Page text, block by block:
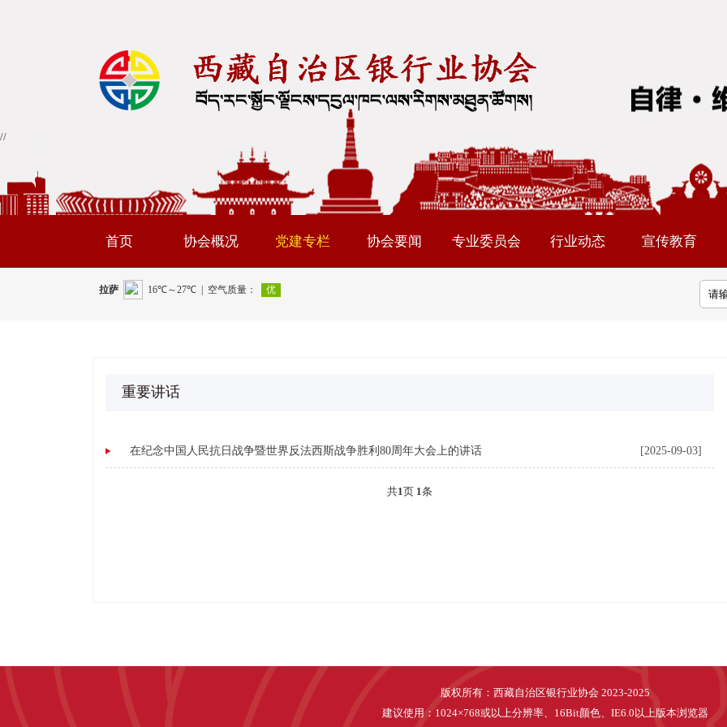
//
首页 协会概况 党建专栏 协会要闻 专业委员会 行业动态 宣传教育
重要讲话
在纪念中国人民抗日战争暨世界反法西斯战争胜利80周年大会上的讲话 [2025-09-03]
共1页 1条
版权所有：西藏自治区银行业协会 2023-2025
建议使用：1024×768或以上分辨率、16Bit颜色、IE6.0以上版本浏览器